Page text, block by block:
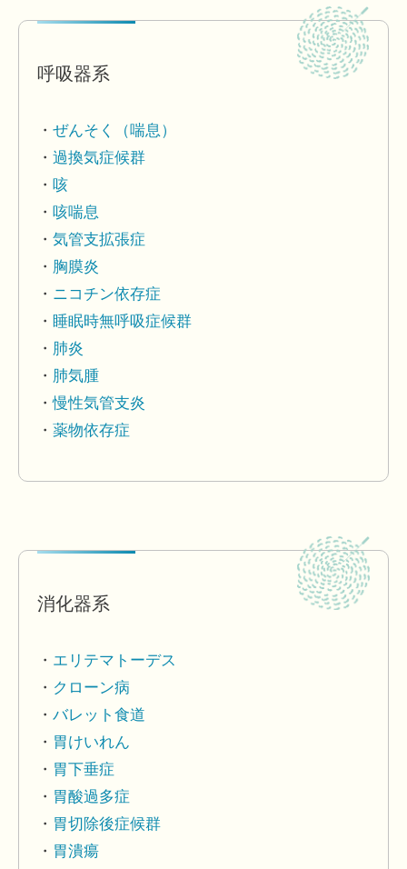
呼吸器系
ぜんそく（喘息）
過換気症候群
咳
咳喘息
気管支拡張症
胸膜炎
ニコチン依存症
睡眠時無呼吸症候群
肺炎
肺気腫
慢性気管支炎
薬物依存症
消化器系
エリテマトーデス
クローン病
バレット食道
胃けいれん
胃下垂症
胃酸過多症
胃切除後症候群
胃潰瘍